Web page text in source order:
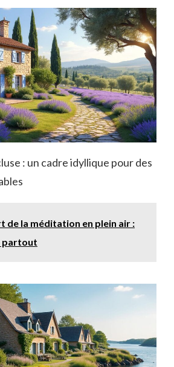
: un cadre idyllique pour des
de la méditation en plein air :
partout